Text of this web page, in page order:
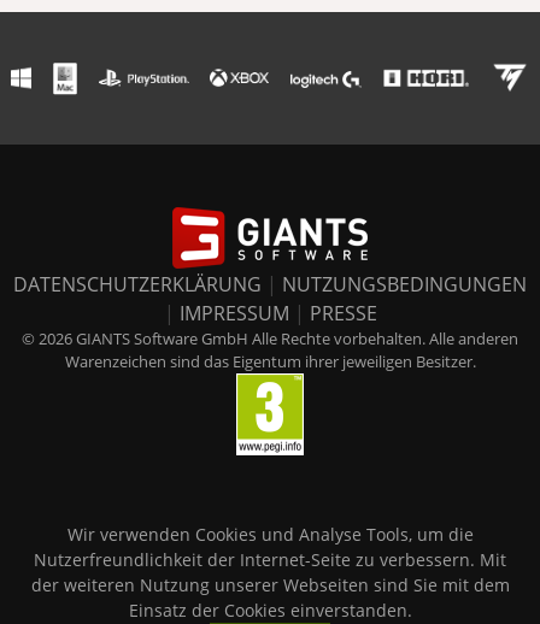
DATENSCHUTZERKLÄRUNG | NUTZUNGSBEDINGUNGEN
| IMPRESSUM | PRESSE
© 2026 GIANTS Software GmbH Alle Rechte vorbehalten. Alle anderen
Warenzeichen sind das Eigentum ihrer jeweiligen Besitzer.
Wir verwenden Cookies und Analyse Tools, um die
Nutzerfreundlichkeit der Internet-Seite zu verbessern. Mit
der weiteren Nutzung unserer Webseiten sind Sie mit dem
Einsatz der Cookies einverstanden.